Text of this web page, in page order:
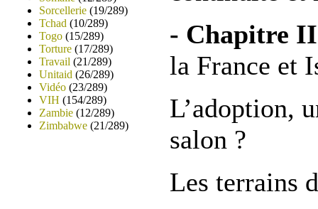
Sorcellerie (19/289)
Tchad (10/289)
Togo (15/289)
Torture (17/289)
Travail (21/289)
Unitaid (26/289)
Vidéo (23/289)
VIH (154/289)
Zambie (12/289)
Zimbabwe (21/289)
- Chapitre
la France et
L’adoption,
salon ?
Les terrains